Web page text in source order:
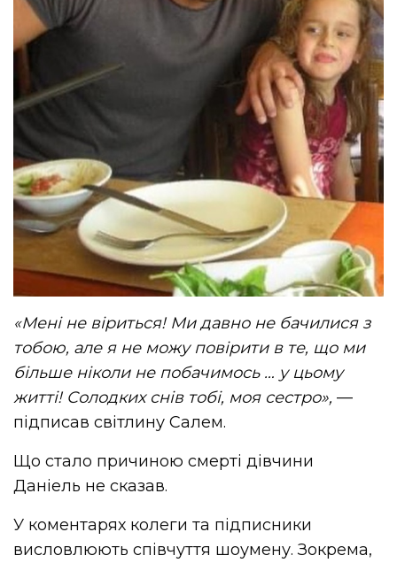
«Мені не віриться! Ми давно не бачилися з
тобою, але я не можу повірити в те, що ми
більше ніколи не побачимось … у цьому
житті! Солодких снів тобі, моя сестро», —
підписав світлину Салем.
Що стало причиною смерті дівчини
Даніель не сказав.
У коментарях колеги та підписники
висловлюють співчуття шоумену. Зокрема,